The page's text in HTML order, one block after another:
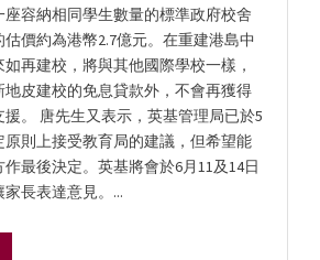
容納相同學生數量的標準政府校舍
價約為港幣2.7億元。在重建港島中
再建校，將與其他國際學校一樣，
皮建校的免息貸款外，不會再獲得
。 唐先生又表示，英基管理局已於5
原則上接受教育局的建議，但希望能
最後決定。英基將會於6月11及14日
長表達意見。...